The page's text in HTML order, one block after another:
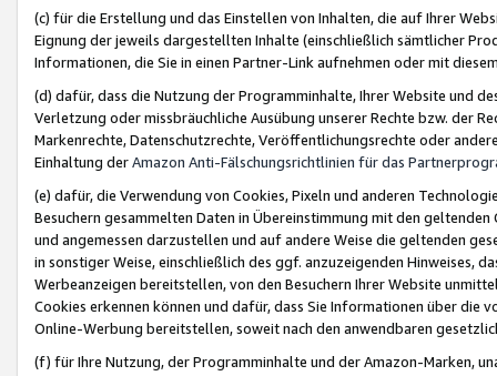
(c) für die Erstellung und das Einstellen von Inhalten, die auf Ihrer
Eignung der jeweils dargestellten Inhalte (einschließlich sämtlicher
Informationen, die Sie in einen Partner-Link aufnehmen oder mit
(d) dafür, dass die Nutzung der Programminhalte, Ihrer Website und
Verletzung oder missbräuchliche Ausübung unserer Rechte bzw. der
Markenrechte, Datenschutzrechte, Veröffentlichungsrechte oder
Einhaltung derAmazon Anti-Fälschungsrichtlinien für das
(e) dafür, die Verwendung von Cookies, Pixeln und anderen
Besuchern gesammelten Daten in Übereinstimmung mit den
und angemessen darzustellen und auf andere Weise die geltenden
in sonstiger Weise, einschließlich des ggf. anzuzeigenden Hinweises,
Werbeanzeigen bereitstellen, von den Besuchern Ihrer Website
Cookies erkennen können und dafür, dass Sie Informationen über die
Online-Werbung bereitstellen, soweit nach den anwendbaren
(f) für Ihre Nutzung, der Programminhalte und der Amazon-Marken,